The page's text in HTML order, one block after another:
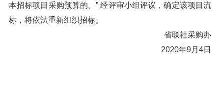
本招标项目采购预算的。” 经评审小组评议，确定该项目流
标，将依法重新组织招标。
省联社采购办
2020年9月4日